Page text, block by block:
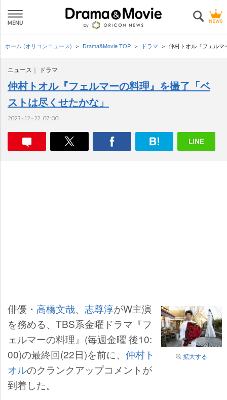
ホーム (オリコンニュース) Drama&Movie TOP ドラマ 仲村トオル『フェルマ
ニュース ドラマ
仲村トオル『フェルマーの料理』を撮了「ベ
ストは尽くせたかな」
2023-12-22 07:00
拡大する
俳優・ 高橋文哉、 志尊淳がW主演
を務める、TBS系金曜ドラマ『フ
ェルマーの料理』(毎週金曜 後10:
00)の最終回(22日)を前に、 仲村ト
オルのクランクアップコメントが
到着した。